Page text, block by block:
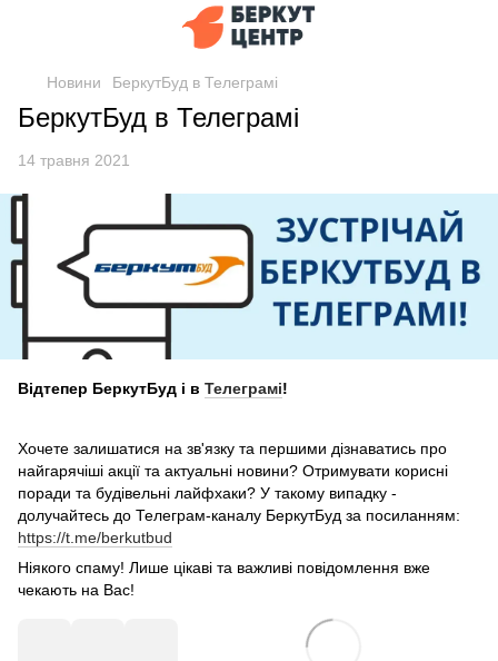
Новини БеркутБуд в Телеграмі
БеркутБуд в Телеграмі
14 травня 2021
Відтепер БеркутБуд і в Телеграмі!
Хочете залишатися на зв'язку та першими дізнаватись про
найгарячіші акції та актуальні новини? Отримувати корисні
поради та будівельні лайфхаки? У такому випадку -
долучайтесь до Телеграм-каналу БеркутБуд за посиланням:
https://t.me/berkutbud
Ніякого спаму! Лише цікаві та важливі повідомлення вже
чекають на Вас!